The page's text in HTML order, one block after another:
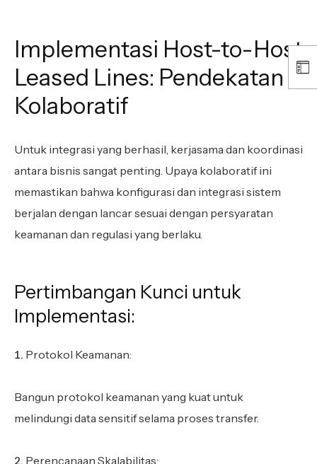
Implementasi Host-to-Host
Leased Lines: Pendekatan
Kolaboratif
Untuk integrasi yang berhasil, kerjasama dan koordinasi
antara bisnis sangat penting. Upaya kolaboratif ini
memastikan bahwa konfigurasi dan integrasi sistem
berjalan dengan lancar sesuai dengan persyaratan
keamanan dan regulasi yang berlaku.
Pertimbangan Kunci untuk
Implementasi:
Protokol Keamanan:
Bangun protokol keamanan yang kuat untuk
melindungi data sensitif selama proses transfer.
Perencanaan Skalabilitas: